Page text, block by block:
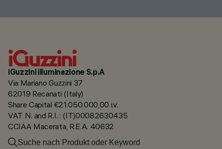
iGuzzini illuminazione S.p.A
Via Mariano Guzzini 37
62019 Recanati (Italy)
Share Capital €21.050.000,00 i.v.
VAT N. and R.I. : (IT)00082630435
CCIAA Macerata, R.E.A. 40632